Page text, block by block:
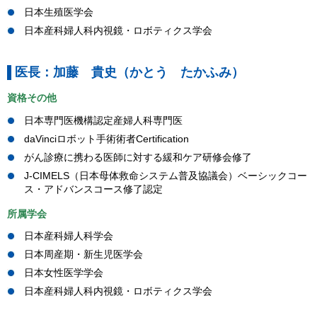
日本生殖医学会
日本産科婦人科内視鏡・ロボティクス学会
医長：加藤 貴史（かとう たかふみ）
資格その他
日本専門医機構認定産婦人科専門医
daVinciロボット手術術者Certification
がん診療に携わる医師に対する緩和ケア研修会修了
J-CIMELS（日本母体救命システム普及協議会）ベーシックコー
ス・アドバンスコース修了認定
所属学会
日本産科婦人科学会
日本周産期・新生児医学会
日本女性医学学会
日本産科婦人科内視鏡・ロボティクス学会